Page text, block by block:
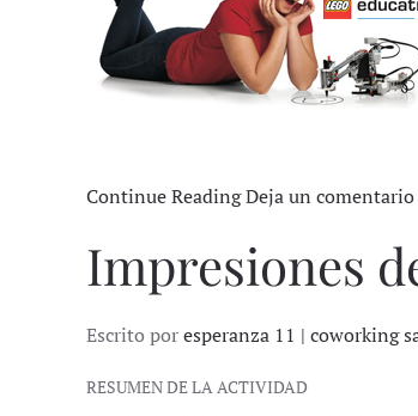
Continue ReadingDeja un comentario
Impresiones
Escrito poresperanza 11 | coworking
RESUMEN DE LA ACTIVIDAD